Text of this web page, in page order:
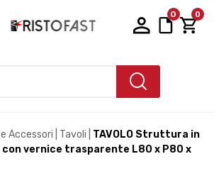
0 0
Accessori Tavoli
TAVOLO Struttura in
vernice trasparente L80 x P80 x